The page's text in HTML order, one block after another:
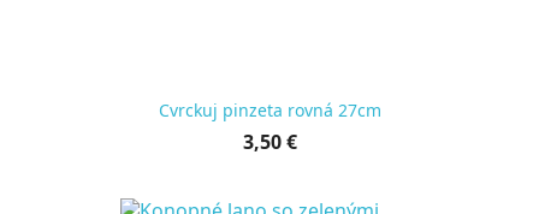
Cvrckuj pinzeta rovná 27cm
Cena
3,50 €